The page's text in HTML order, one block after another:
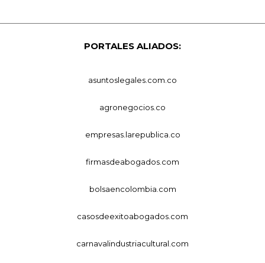
PORTALES ALIADOS:
asuntoslegales.com.co
agronegocios.co
empresas.larepublica.co
firmasdeabogados.com
bolsaencolombia.com
casosdeexitoabogados.com
carnavalindustriacultural.com